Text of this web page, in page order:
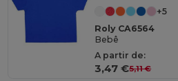
+5
Roly CA6564
Bebê
A partir de:
3,47 €5,11 €